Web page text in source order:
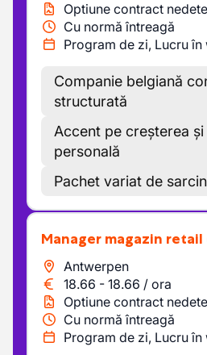
Optiune contract
Cu normă întreagă
Program de zi, Lucru în
Companie belgiană
structurată
Accent pe creșterea
personală
Pachet variat de
Manager magazin retail
Antwerpen
18.66 - 18.66 / ora
Optiune contract
Cu normă întreagă
Program de zi, Lucru în